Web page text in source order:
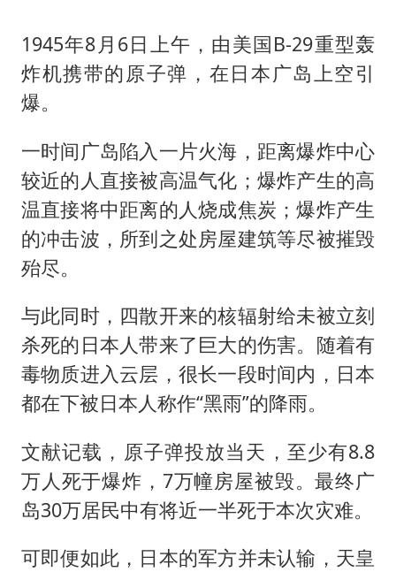
1945年8月6日上午，由美国B-29重型轰
炸机携带的原子弹，在日本广岛上空引
爆。
一时间广岛陷入一片火海，距离爆炸中心
较近的人直接被高温气化；爆炸产生的高
温直接将中距离的人烧成焦炭；爆炸产生
的冲击波，所到之处房屋建筑等尽被摧毁
殆尽。
与此同时，四散开来的核辐射给未被立刻
杀死的日本人带来了巨大的伤害。随着有
毒物质进入云层，很长一段时间内，日本
都在下被日本人称作“黑雨”的降雨。
文献记载，原子弹投放当天，至少有8.8
万人死于爆炸，7万幢房屋被毁。最终广
岛30万居民中有将近一半死于本次灾难。
可即便如此，日本的军方并未认输，天皇